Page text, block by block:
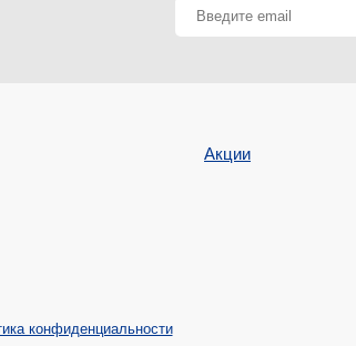
Акции
конфиденциальности